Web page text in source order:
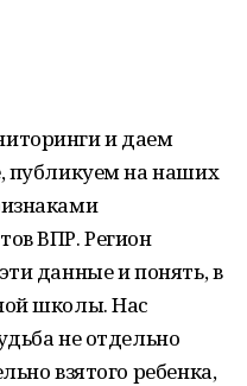
и даем
публикуем на наших
ВПР. Регион
данные и понять, в
школы. Нас
не отдельно
взятого ребенка,